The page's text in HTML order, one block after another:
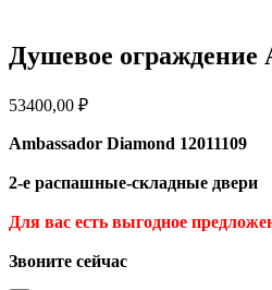
Душевое ограждение
53400,00 ₽
Ambassador Diamond 12011109
2-е распашные-складные двери
Для вас есть выгодное
Звоните сейчас